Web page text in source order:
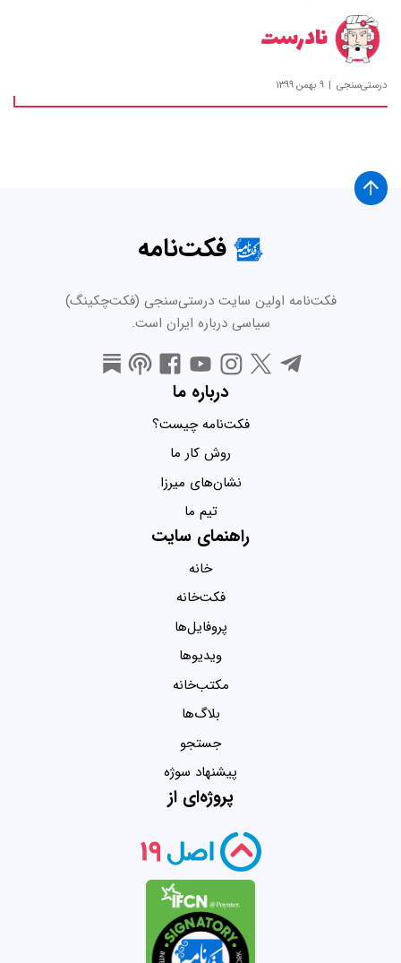
نادرست
درستی‌سنجی ۹ بهمن ۱۳۹۹
فکت‌نامه
فکت‌نامه اولین سایت درستی‌سنجی (فکت‌چکینگ)
سیاسی درباره ایران است.
درباره ما
فکت‌نامه چیست؟
روش کار ما
نشان‌های میرزا
تیم ما
راهنمای سایت
خانه
فکت‌خانه
پروفایل‌ها
ویدیو‌ها
مکتب‌خانه
بلاگ‌ها
جستجو
پیشنهاد سوژه
پروژه‌ای از